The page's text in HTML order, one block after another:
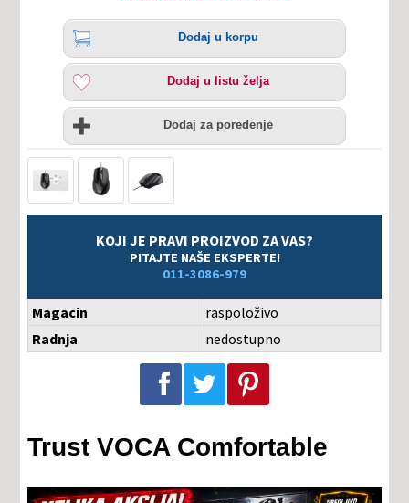
Količina
Dodaj
korpu
Dodaj u korpu
Dodaj
listu
želja
Dodaj u listu želja
Uporedi
Dodaj za poređenje
KOJI JE PRAVI PROIZVOD ZA VAS?
PITAJTE NAŠE EKSPERTE!
011-3086-979
Magacin
raspoloživo
Radnja
nedostupno
Podeli na Facebook-u Podeli na Twitter-u Podeli na Pinterest-u
Trust VOCA Comfortable